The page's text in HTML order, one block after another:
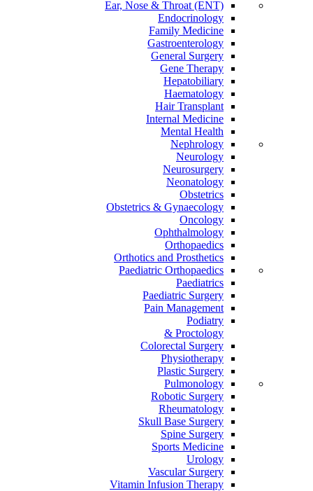
Ear, Nose & Throat (ENT)
Endocrinology
Family Medicine
Gastroenterology
General Surgery
Gene Therapy
Hepatobiliary
Haematology
Hair Transplant
Internal Medicine
Mental Health
Nephrology
Neurology
Neurosurgery
Neonatology
Obstetrics
Obstetrics & Gynaecology
Oncology
Ophthalmology
Orthopaedics
Orthotics and Prosthetics
Paediatric Orthopaedics
Paediatrics
Paediatric Surgery
Pain Management
Podiatry
Proctology &
Colorectal Surgery
Physiotherapy
Plastic Surgery
Pulmonology
Robotic Surgery
Rheumatology
Skull Base Surgery
Spine Surgery
Sports Medicine
Urology
Vascular Surgery
Vitamin Infusion Therapy